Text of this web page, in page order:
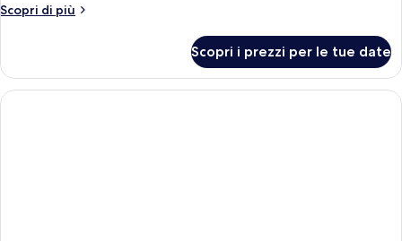
Scopri di più
Altri
Scopri i prezzi per le tue date